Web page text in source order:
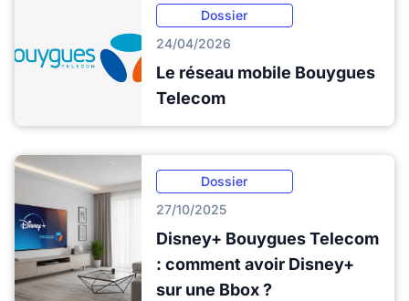
Dossier
24/04/2026
Le réseau mobile Bouygues
Telecom
Dossier
27/10/2025
Disney+ Bouygues Telecom
: comment avoir Disney+
sur une Bbox ?